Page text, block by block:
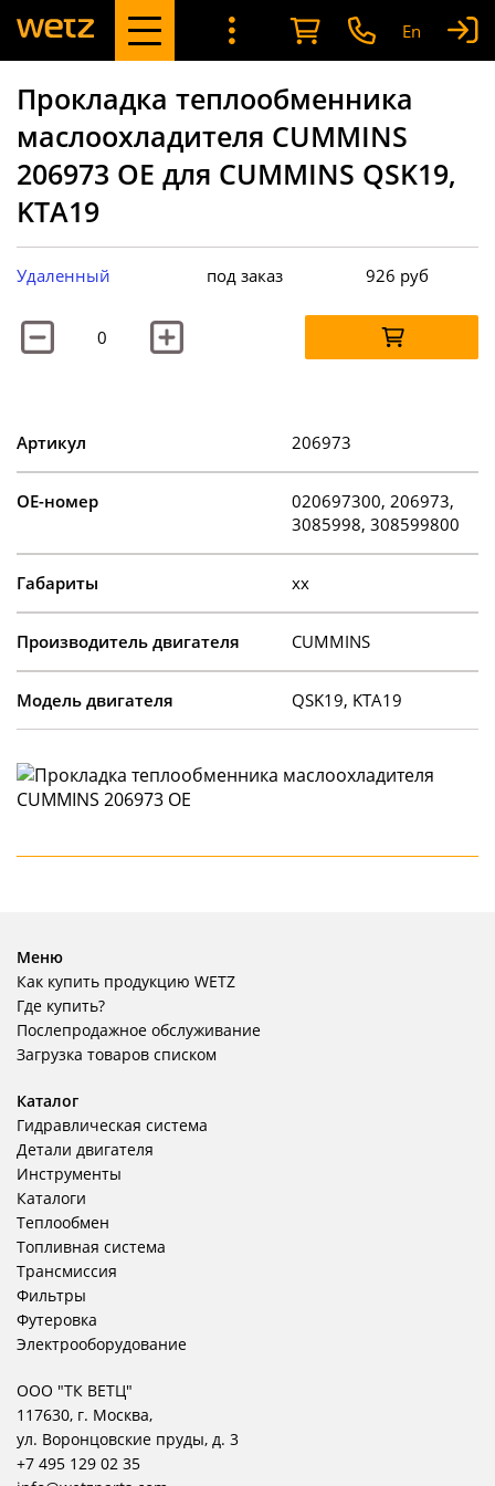
En
Прокладка теплообменника
маслоохладителя CUMMINS
206973 OE для CUMMINS QSK19,
KTA19
Удаленный под заказ 926 руб
Артикул 206973
OE-номер
020697300, 206973,
3085998, 308599800
Габариты xx
Производитель двигателя CUMMINS
Модель двигателя QSK19, KTA19
Меню
Как купить продукцию WETZ
Где купить?
Послепродажное обслуживание
Загрузка товаров списком
Каталог
Гидравлическая система
Детали двигателя
Инструменты
Каталоги
Теплообмен
Топливная система
Трансмиссия
Фильтры
Футеровка
Электрооборудование
ООО "ТК ВЕТЦ"
117630, г. Москва,
ул. Воронцовские пруды, д. 3
+7 495 129 02 35